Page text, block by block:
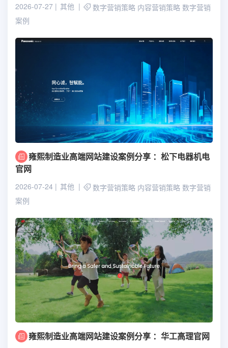
2026-07-27 其他 数字营销策略 内容营销策略 数字营销
案例
雍熙制造业高端网站建设案例分享 ：松下电器机电
官网
2026-07-24 其他 数字营销策略 内容营销策略 数字营销
案例
雍熙制造业高端网站建设案例分享 ：华工高理官网